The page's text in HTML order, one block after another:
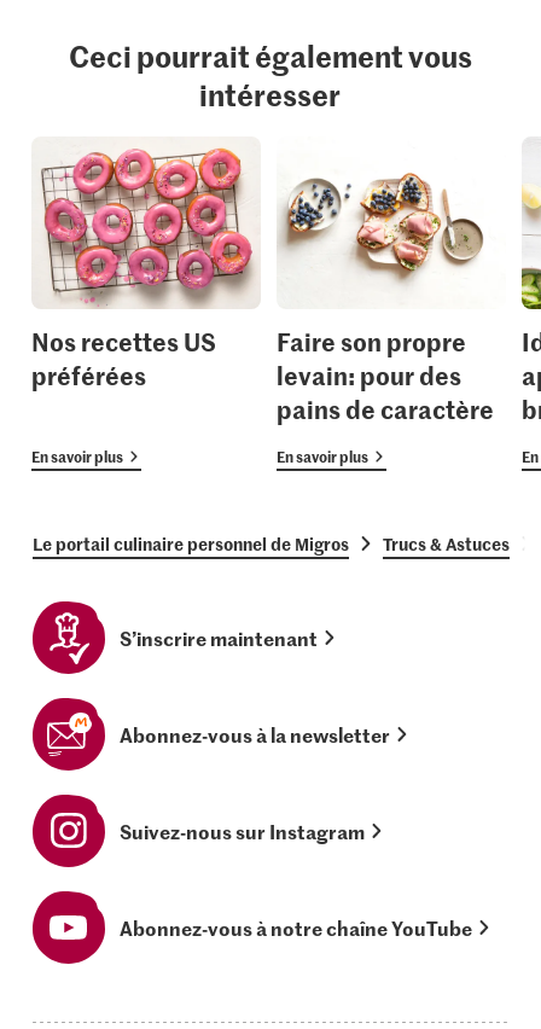
Ceci pourrait également vous
intéresser
Nos recettes US
préférées
En savoir plus
Faire son propre
levain: pour des
pains de caractère
En savoir plus
Le portail culinaire personnel de Migros Trucs & Astuces
S’inscrire maintenant
Abonnez-vous à la newsletter
Suivez-nous sur Instagram
Abonnez-vous à notre chaîne YouTube